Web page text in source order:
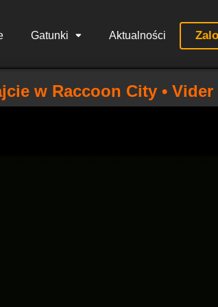
Gatunki Aktualności
w Raccoon City • Vider